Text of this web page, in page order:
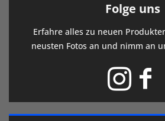
Folge uns
Erfahre alles zu neuen
neusten Fotos an und nimm an